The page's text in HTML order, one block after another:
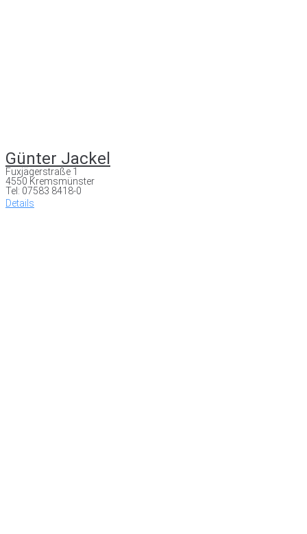
Günter Jackel
Fuxjägerstraße 1
4550 Kremsmünster
Tel: 07583 8418-0
Details